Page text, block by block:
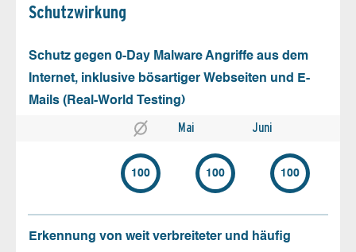
Schutz­wirkung
Schutz gegen 0-Day Malware Angriffe aus dem
Internet, inklusive bösartiger Webseiten und E-
Mails (Real-World Testing)
Mai Juni
100 100 100
Erkennung von weit verbreiteter und häufig